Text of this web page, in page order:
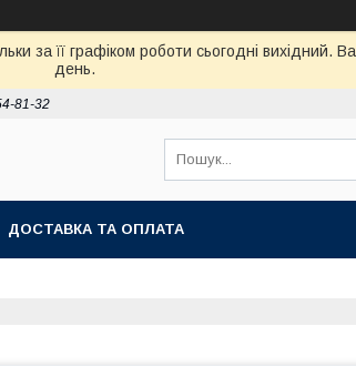
за її графіком роботи сьогодні
день.
81-32
ДОСТАВКА ТА ОПЛАТА